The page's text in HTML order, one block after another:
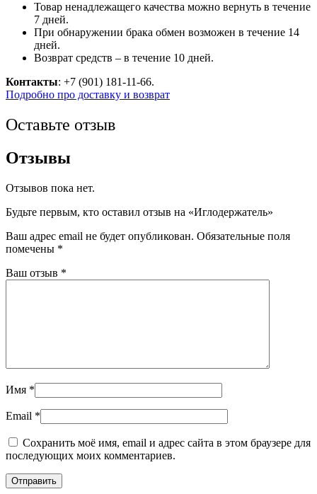
Товар ненадлежащего качества можно вернуть в течение
7 дней.
При обнаружении брака обмен возможен в течение 14
дней.
Возврат средств – в течение 10 дней.
Контакты: +7 (901) 181-11-66.
Подробно про доставку и возврат
Оставьте отзыв
Отзывы
Отзывов пока нет.
Будьте первым, кто оставил отзыв на «Иглодержатель»
Ваш адрес email не будет опубликован. Обязательные поля
помечены *
Ваш отзыв *
Имя *
Email *
Сохранить моё имя, email и адрес сайта в этом браузере для
последующих моих комментариев.